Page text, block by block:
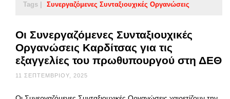
Tags | Συνεργαζόμενες Συνταξιουχικές Οργανώσεις
Οι Συνεργαζόμενες Συνταξιουχικές
Οργανώσεις Καρδίτσας για τις
εξαγγελίες του πρωθυπουργού στη ΔΕΘ
11 ΣΕΠΤΕΜΒΡΊΟΥ, 2025